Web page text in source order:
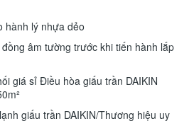
hành lý nhựa dẻo
âm tường trước khi tiến hành lắp
giá sỉ Điều hòa giấu trần DAIKIN
giấu trần DAIKIN/Thương hiệu uy